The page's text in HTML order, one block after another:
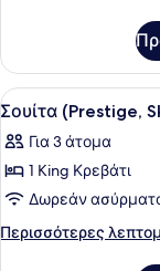
Μονά
Κρεβάτια
(Executive,
Skyline
View)
Δωμάτιο,
Μονά
Κρεβάτια
(Executive,
Skyline
Προβολή
όλων
των
φωτογραφιών
για
Σουίτα
5
Σουίτα (Prestige,
Για 3 άτομα
1 King Κρεβάτι
Δωρεάν
Περισσότερες
Περισσότερες